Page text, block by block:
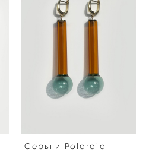
Серьги Polaroid